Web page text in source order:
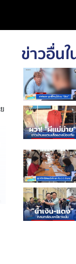
ข่าวอื่น